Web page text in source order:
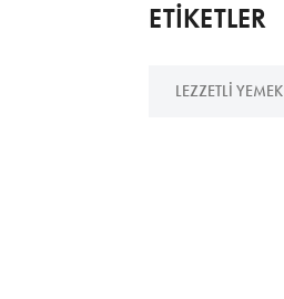
ETİKETLER
LEZZETLI YEMEK